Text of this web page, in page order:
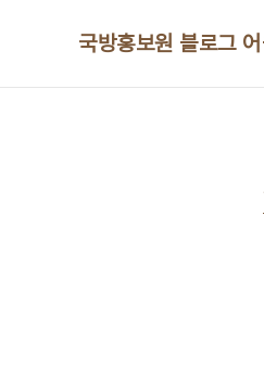
국방홍보원 블로그